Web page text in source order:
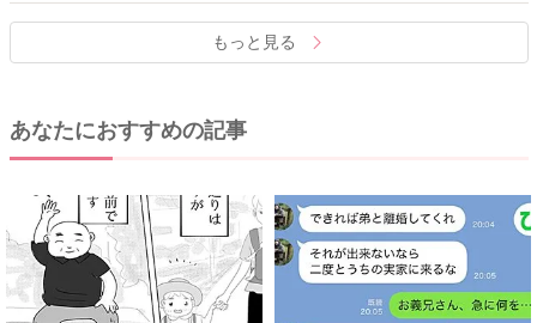
もっと見る
あなたにおすすめの記事